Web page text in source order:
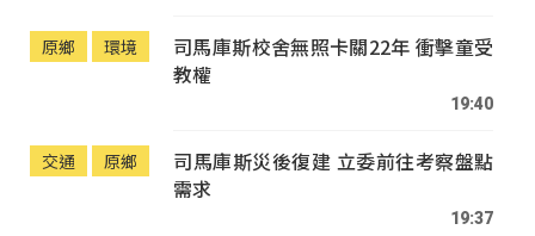
原鄉 環境
司馬庫斯校舍無照卡關22年 衝擊童受
教權
19:40
交通 原鄉
司馬庫斯災後復建 立委前往考察盤點
需求
19:37